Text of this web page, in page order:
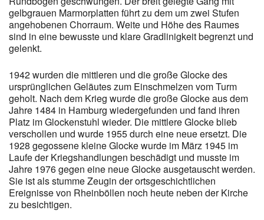
gelbgrauen Marmorplatten führt zu dem um zwei Stufen
angehobenen Chorraum. Weite und Höhe des Raumes
sind in eine bewusste und klare Gradlinigkeit begrenzt und
gelenkt.
1942 wurden die mittleren und die große Glocke des
ursprünglichen Geläutes zum Einschmelzen vom Turm
geholt. Nach dem Krieg wurde die große Glocke aus dem
Jahre 1484 in Hamburg wiedergefunden und fand ihren
Platz im Glockenstuhl wieder. Die mittlere Glocke blieb
verschollen und wurde 1955 durch eine neue ersetzt. Die
1928 gegossene kleine Glocke wurde im März 1945 im
Laufe der Kriegshandlungen beschädigt und musste im
Jahre 1976 gegen eine neue Glocke ausgetauscht werden.
Sie ist als stumme Zeugin der ortsgeschichtlichen
Ereignisse von Rheinböllen noch heute neben der Kirche
zu besichtigen.